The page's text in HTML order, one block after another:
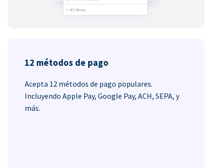
12 métodos de pago
Acepta 12 métodos de pago populares.
Incluyendo Apple Pay, Google Pay, ACH, SEPA, y
más.